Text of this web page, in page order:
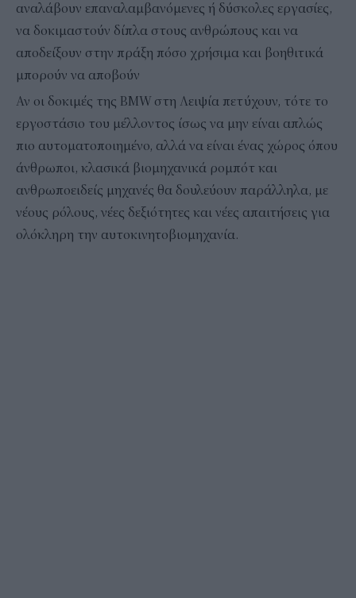
αναλάβουν επαναλαμβανόμενες ή δύσκολες εργασίες,
να δοκιμαστούν δίπλα στους ανθρώπους και να
αποδείξουν στην πράξη πόσο χρήσιμα και βοηθιτικά
μπορούν να αποβούν
Αν οι δοκιμές της BMW στη Λειψία πετύχουν, τότε το
εργοστάσιο του μέλλοντος ίσως να μην είναι απλώς
πιο αυτοματοποιημένο, αλλά να είναι ένας χώρος όπου
άνθρωποι, κλασικά βιομηχανικά ρομπότ και
ανθρωποειδείς μηχανές θα δουλεύουν παράλληλα, με
νέους ρόλους, νέες δεξιότητες και νέες απαιτήσεις για
ολόκληρη την αυτοκινητοβιομηχανία.